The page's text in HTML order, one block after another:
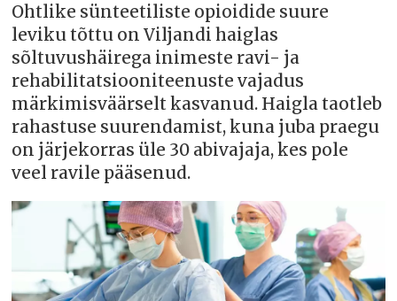
Ohtlike sünteetiliste opioidide suure
leviku tõttu on Viljandi haiglas
sõltuvushäirega inimeste ravi- ja
rehabilitatsiooniteenuste vajadus
märkimisväärselt kasvanud. Haigla taotleb
rahastuse suurendamist, kuna juba praegu
on järjekorras üle 30 abivajaja, kes pole
veel ravile pääsenud.